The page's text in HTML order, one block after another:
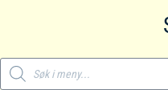
Products
search